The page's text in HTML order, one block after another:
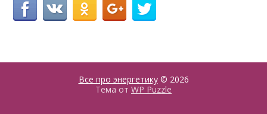
Все про энергетику© 2026
Тема от WP Puzzle